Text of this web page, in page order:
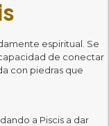
espiritual. Se
de conectar
con piedras que
a Piscis a dar